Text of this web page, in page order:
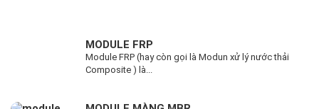
MODULE FRP
Module FRP (hay còn gọi là Modun xử lý nước thải
Composite ) là...